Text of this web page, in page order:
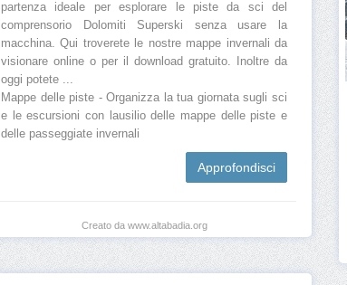
partenza ideale per esplorare le piste da sci del
comprensorio Dolomiti Superski senza usare la
macchina. Qui troverete le nostre mappe invernali da
visionare online o per il download gratuito. Inoltre da
oggi potete ...
Mappe delle piste - Organizza la tua giornata sugli sci
e le escursioni con lausilio delle mappe delle piste e
delle passeggiate invernali
Approfondisci
Creato da www.altabadia.org